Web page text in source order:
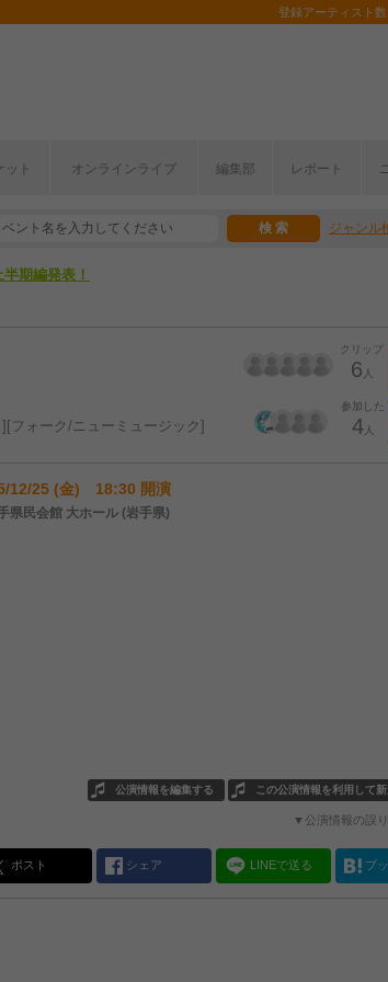
登録アーティスト
ット オンラインライブ 編集部 レポート
ジャンル
こから！
期編発表！
クリップ
6 人
参加した
4人
フォーク/ニューミュージック
12/25 (金) 18:30 開演
県民会館 大ホール (岩手県)
この公演情報を利用して
公演情報を編集する
▼公演情報の誤
ポスト シェア LINEで送る ブ